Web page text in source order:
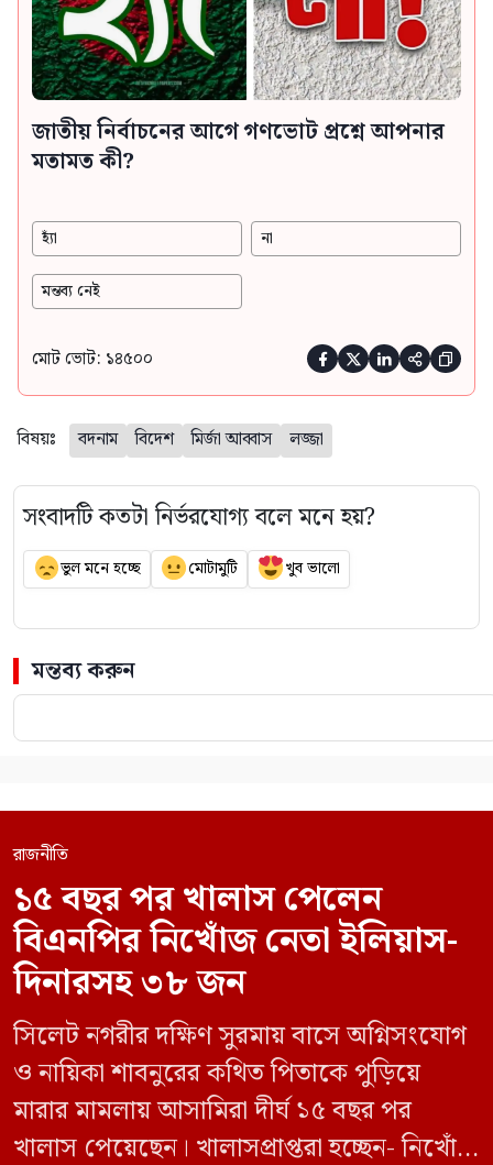
জাতীয় নির্বাচনের আগে গণভোট প্রশ্নে আপনার
মতামত কী?
হ্যাঁ না
মন্তব্য নেই
মোট ভোট: ১৪৫০০     
বিষয়ঃ বদনাম বিদেশ মির্জা আব্বাস লজ্জা
সংবাদটি কতটা নির্ভরযোগ্য বলে মনে হয়?
ভুল মনে হচ্ছে মোটামুটি খুব ভালো
মন্তব্য করুন
রাজনীতি
১৫ বছর পর খালাস পেলেন
বিএনপির নিখোঁজ নেতা ইলিয়াস-
দিনারসহ ৩৮ জন
সিলেট নগরীর দক্ষিণ সুরমায় বাসে অগ্নিসংযোগ
ও নায়িকা শাবনুরের কথিত পিতাকে পুড়িয়ে
মারার মামলায় আসামিরা দীর্ঘ ১৫ বছর পর
খালাস পেয়েছেন। খালাসপ্রাপ্তরা হচ্ছেন- নিখোঁজ